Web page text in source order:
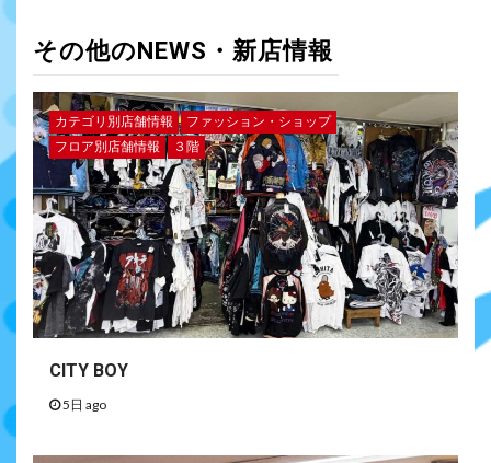
その他のNEWS・新店情報
カテゴリ別店舗情報
ファッション・ショップ
フロア別店舗情報
３階
CITY BOY
5日 ago